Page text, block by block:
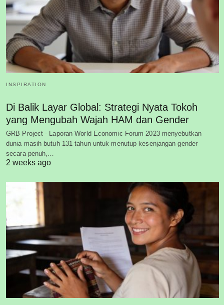
INSPIRATION
Di Balik Layar Global: Strategi Nyata Tokoh
yang Mengubah Wajah HAM dan Gender
GRB Project - Laporan World Economic Forum 2023 menyebutkan
dunia masih butuh 131 tahun untuk menutup kesenjangan gender
secara penuh,…
2 weeks ago